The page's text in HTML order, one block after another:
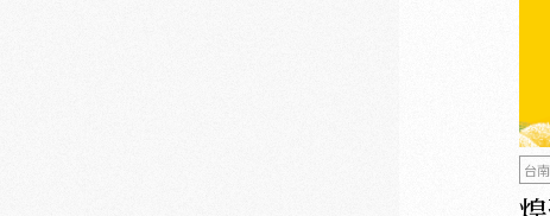
台